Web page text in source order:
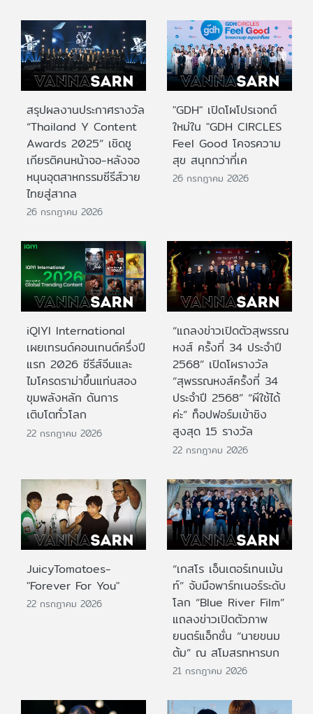
สรุปผลงานประกาศรางวัล
“Thailand Y Content
Awards 2025” เชิดชู
เกียรติคนหน้าจอ-หลังจอ
หนุนอุตสาหกรรมซีรีส์วาย
ไทยสู่สากล
26 กรกฎาคม 2026
"GDH" เปิดโผโปรเจกต์
ใหม่ใน "GDH CIRCLES
Feel Good โคจรความ
สุข สนุกกว่าที่เค
26 กรกฎาคม 2026
iQIYI International
เผยเทรนด์คอนเทนต์ครึ่งปี
แรก 2026 ซีรีส์จีนและ
ไมโครดราม่าขึ้นแท่นสอง
ขุมพลังหลัก ดันการ
เติบโตทั่วโลก
22 กรกฎาคม 2026
“แถลงข่าวเปิดตัวสุพรรณ
หงส์ ครั้งที่ 34 ประจำปี
2568” เปิดโผรางวัล
“สุพรรณหงส์ครั้งที่ 34
ประจำปี 2568” “ผีใช้ได้
ค่ะ” ท็อปฟอร์มเข้าชิง
สูงสุด 15 รางวัล
22 กรกฎาคม 2026
JuicyTomatoes-
"Forever For You"
22 กรกฎาคม 2026
“เกสโร เอ็นเตอร์เทนเม้น
ท์” จับมือพาร์ทเนอร์ระดับ
โลก “Blue River Film”
แถลงข่าวเปิดตัวภาพ
ยนตร์แอ็กชั่น “นายขนม
ต้ม” ณ สโมสรทหารบก
21 กรกฎาคม 2026